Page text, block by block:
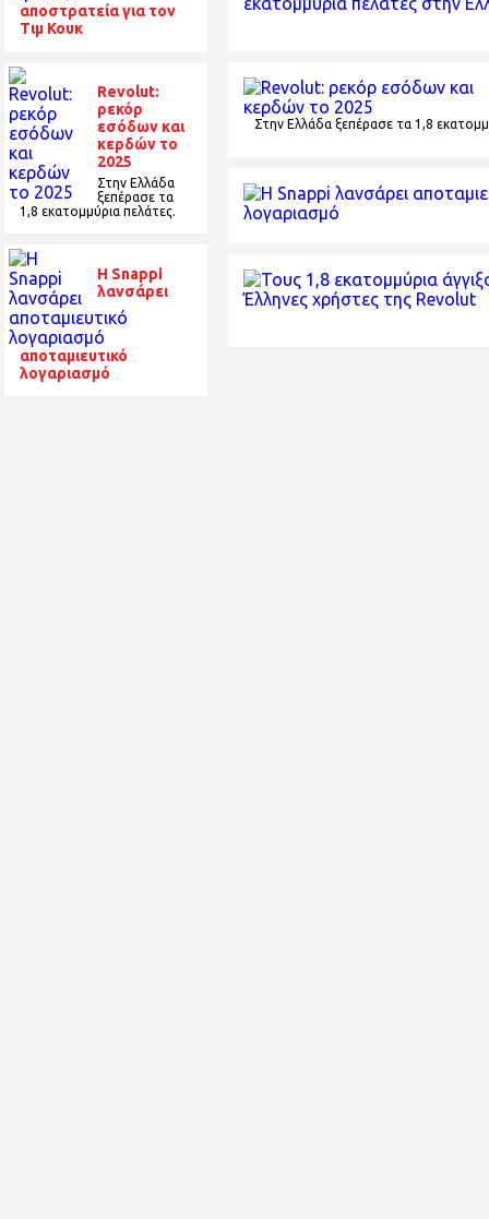
αποστρατεία για τον
Τιμ Κουκ
Revolut:
ρεκόρ
εσόδων και
κερδών το
2025
Στην Ελλάδα
ξεπέρασε τα
1,8 εκατομμύρια πελάτες.
Η Snappi
λανσάρει
αποταμιευτικό
λογαριασμό
Στην Ελλάδα ξεπέρασε τα 1,8